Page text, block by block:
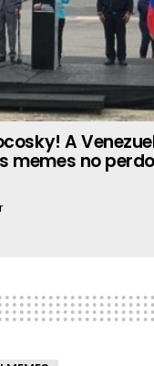
A
memes no